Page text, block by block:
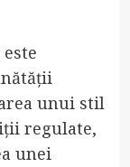
unui stil
regulate,
unei